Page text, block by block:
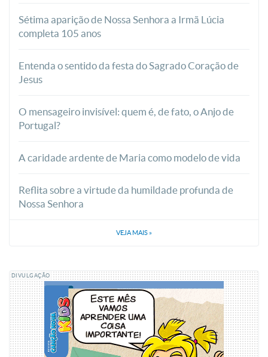
Sétima aparição de Nossa Senhora a Irmã Lúcia
completa 105 anos
Entenda o sentido da festa do Sagrado Coração de
Jesus
O mensageiro invisível: quem é, de fato, o Anjo de
Portugal?
A caridade ardente de Maria como modelo de vida
Reflita sobre a virtude da humildade profunda de
Nossa Senhora
VEJA MAIS »
DIVULGAÇÃO